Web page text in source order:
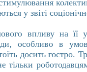
у звіті
впливу на її
особливо в
досить гостро.
тільки